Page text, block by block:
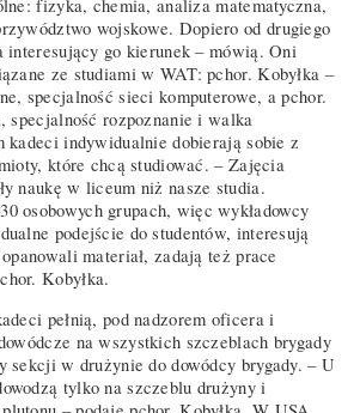
fizyka, chemia, analiza matematyczna,
wojskowe. Dopiero od drugiego
interesujący go kierunek – mówią. Oni
ze studiami w WAT: pchor. Kobyłka –
specjalność sieci komputerowe, a pchor.
specjalność rozpoznanie i walka
kadeci indywidualnie dobierają sobie z
które chcą studiować. – Zajęcia
naukę w liceum niż nasze studia.
osobowych grupach, więc wykładowcy
podejście do studentów, interesują
materiał, zadają też prace
Kobyłka.
pełnią, pod nadzorem oficera i
na wszystkich szczeblach brygady
sekcji w drużynie do dowódcy brygady. – U
tylko na szczeblu drużyny i